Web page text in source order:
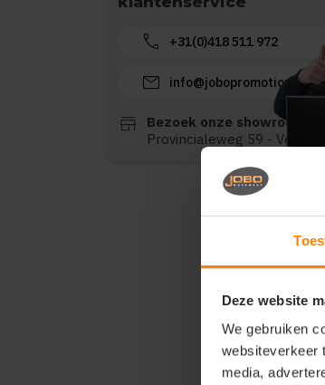
Deze website
We gebruiken
websiteverkeer
media,
call +31(0)418 511 972
mail info@jobopromotions.nl
store
Bezoek onze showroom:
Provincialeweg 59 - Velddriel